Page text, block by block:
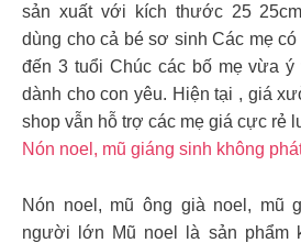
sản xuất với kích thước 25
dùng cho cả bé sơ sinh Các mẹ
đến 3 tuổi Chúc các bố mẹ vừa
dành cho con yêu. Hiện tại , giá
shop vẫn hỗ trợ các mẹ giá cực rẻ
Nón noel, mũ giáng sinh không
Nón noel, mũ ông già noel, mũ
người lớn Mũ noel là sản phẩm